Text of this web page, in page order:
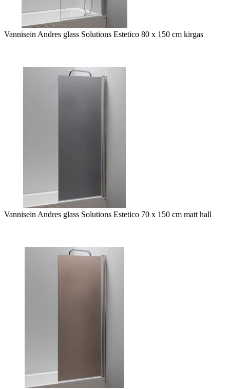
Vannisein Andres glass Solutions Estetico 80 x 150 cm kirgas
Vannisein Andres glass Solutions Estetico 70 x 150 cm matt hall